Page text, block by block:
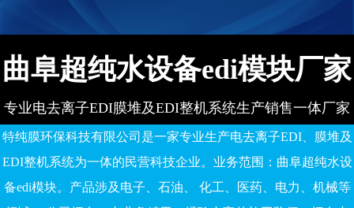
曲阜超纯水设备edi模块厂家
专业电去离子EDI膜堆及EDI整机系统生产销售一体厂家
特纯膜环保科技有限公司是一家专业生产电去离子EDI、膜堆及
EDI整机系统为一体的民营科技企业。业务范围：曲阜超纯水设
备edi模块。产品涉及电子、石油、 化工、医药、电力、机械等